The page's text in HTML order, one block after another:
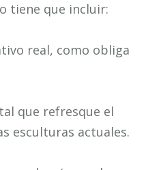
tiene que incluir:
real, como obliga
que refresque el
esculturas actuales.